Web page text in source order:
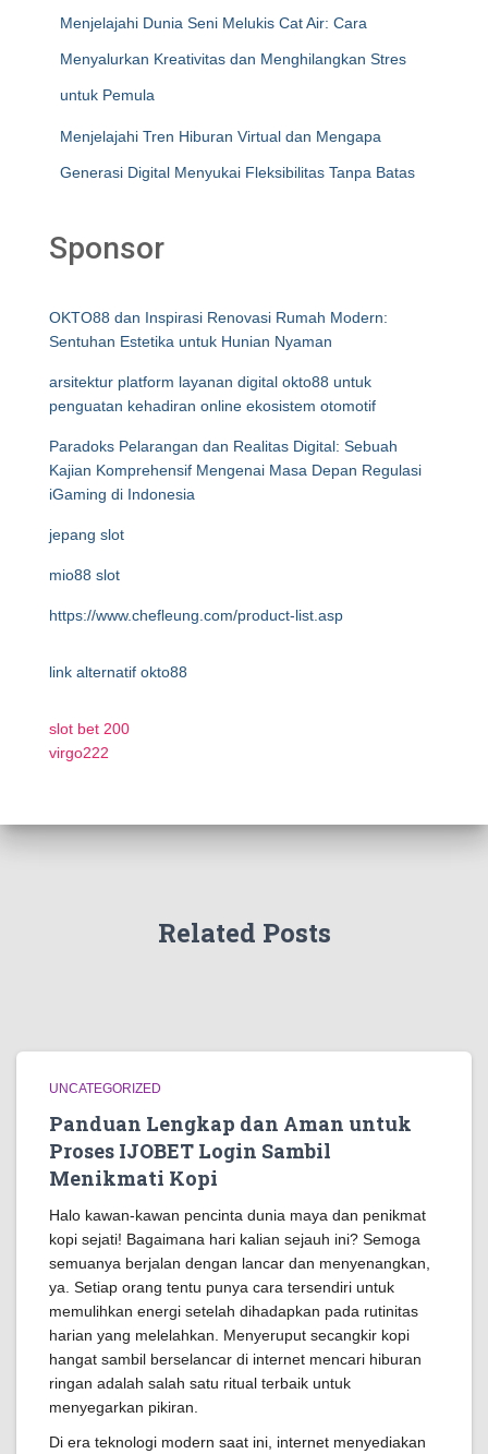
Menjelajahi Dunia Seni Melukis Cat Air: Cara
Menyalurkan Kreativitas dan Menghilangkan Stres
untuk Pemula
Menjelajahi Tren Hiburan Virtual dan Mengapa
Generasi Digital Menyukai Fleksibilitas Tanpa Batas
Sponsor
OKTO88 dan Inspirasi Renovasi Rumah Modern:
Sentuhan Estetika untuk Hunian Nyaman
arsitektur platform layanan digital okto88 untuk
penguatan kehadiran online ekosistem otomotif
Paradoks Pelarangan dan Realitas Digital: Sebuah
Kajian Komprehensif Mengenai Masa Depan Regulasi
iGaming di Indonesia
jepang slot
mio88 slot
https://www.chefleung.com/product-list.asp
link alternatif okto88
slot bet 200
virgo222
Related Posts
UNCATEGORIZED
Panduan Lengkap dan Aman untuk
Proses IJOBET Login Sambil
Menikmati Kopi
Halo kawan-kawan pencinta dunia maya dan penikmat
kopi sejati! Bagaimana hari kalian sejauh ini? Semoga
semuanya berjalan dengan lancar dan menyenangkan,
ya. Setiap orang tentu punya cara tersendiri untuk
memulihkan energi setelah dihadapkan pada rutinitas
harian yang melelahkan. Menyeruput secangkir kopi
hangat sambil berselancar di internet mencari hiburan
ringan adalah salah satu ritual terbaik untuk
menyegarkan pikiran.
Di era teknologi modern saat ini, internet menyediakan